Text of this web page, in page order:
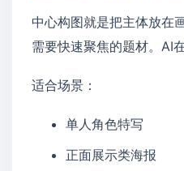
中心构图就是把主体放在
需要快速聚焦的题材。AI
适合场景：
单人角色特写
正面展示类海报